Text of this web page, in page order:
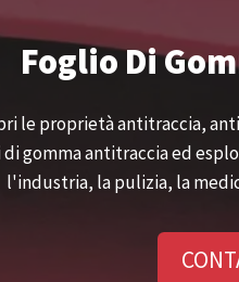
Foglio Di
le proprietà antitraccia,
gomma antitraccia ed
l'industria, la pulizia, la